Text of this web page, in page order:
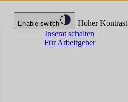
Enable switch
Hoher Kontrast
Inserat schalten
Für Arbeitgeber